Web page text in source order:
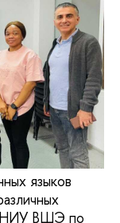
языков
НИУ ВШЭ по